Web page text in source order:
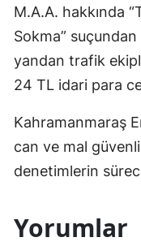
M.A.A. hakkında
Sokma” suçundan
yandan trafik
24 TL idari para
Kahramanmaraş
can ve mal
denetimlerin
Yorumlar